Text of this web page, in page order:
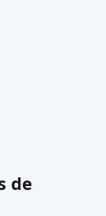
de